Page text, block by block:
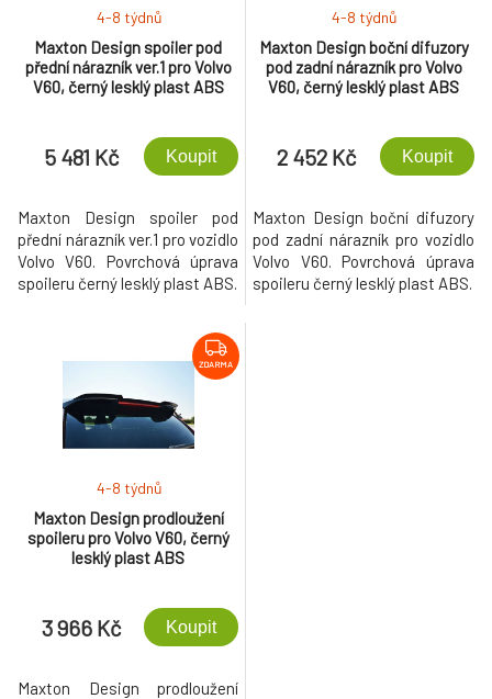
Maxton Design spoiler pod
přední nárazník ver.1 pro Volvo
V60, černý lesklý plast ABS
4-8 týdnů
5 481 Kč Koupit
Maxton Design spoiler pod
přední nárazník ver.1 pro vozidlo
Volvo V60. Povrchová úprava
spoileru černý lesklý plast ABS.
Maxton Design boční difuzory
pod zadní nárazník pro Volvo
V60, černý lesklý plast ABS
4-8 týdnů
2 452 Kč Koupit
Maxton Design boční difuzory
pod zadní nárazník pro vozidlo
Volvo V60. Povrchová úprava
spoileru černý lesklý plast ABS.
ZDARMA
Maxton Design prodloužení
spoileru pro Volvo V60, černý
lesklý plast ABS
4-8 týdnů
3 966 Kč Koupit
Maxton Design prodloužení